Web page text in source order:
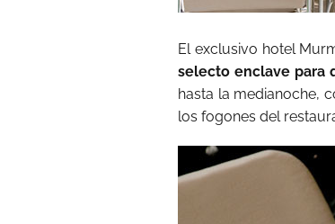
El exclusivo hotel
selecto enclave para
hasta la medianoche,
los fogones del